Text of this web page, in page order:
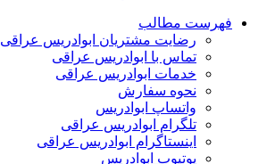
فهرست مطالب
رضایت مشتریان ابوادریس عراقی
تماس با ابوادریس عراقی
خدمات ابوادریس عراقی
نحوه سفارش
واتساپ ابوادریس
تلگرام ابوادریس عراقی
اینستاگرام ابوادریس عراقی
یوتیوب ابوادریس